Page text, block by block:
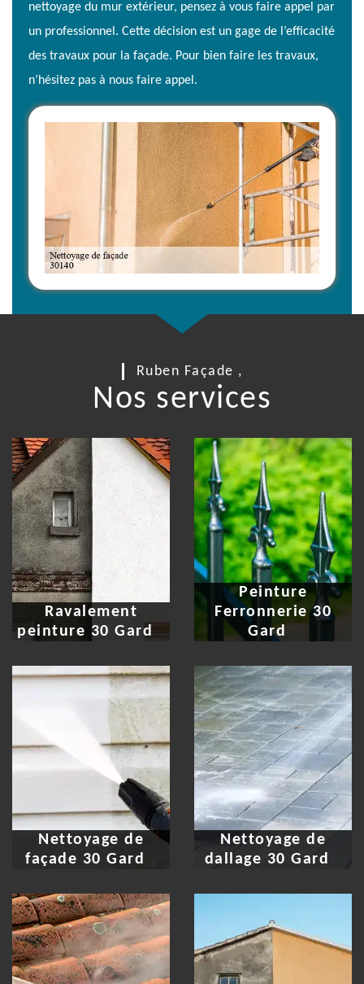
nettoyage du mur extérieur, pensez à vous faire appel par
un professionnel. Cette décision est un gage de l’efficacité
des travaux pour la façade. Pour bien faire les travaux,
n’hésitez pas à nous faire appel.
Ruben Façade ,
Nos services
Ravalement
peinture 30 Gard
Peinture
Ferronnerie 30
Gard
Nettoyage de
façade 30 Gard
Nettoyage de
dallage 30 Gard